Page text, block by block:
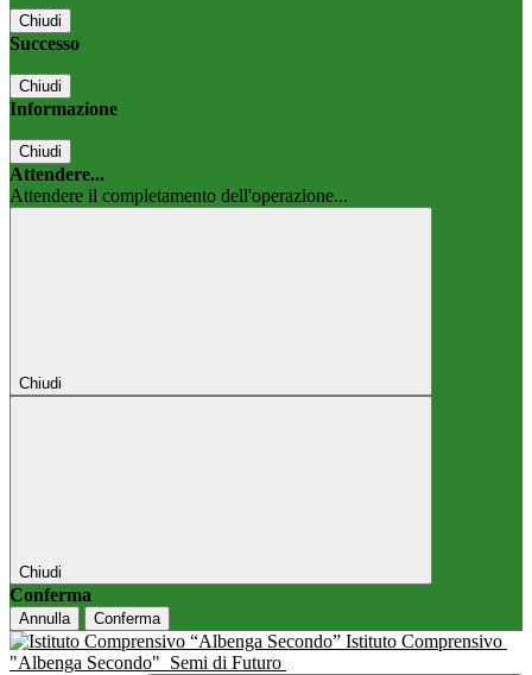
Chiudi
Successo
Chiudi
Informazione
Chiudi
Attendere...
Attendere il completamento dell'operazione...
Chiudi
Chiudi
Conferma
Annulla Conferma
Istituto Comprensivo
"Albenga Secondo" Semi di Futuro